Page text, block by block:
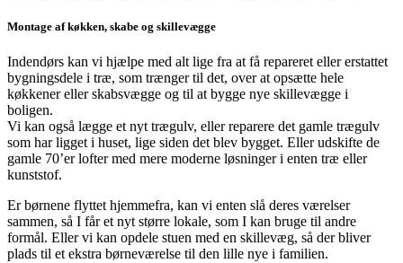
Montage af køkken, skabe og skillevægge
Indendørs kan vi hjælpe med alt lige fra at få repareret eller erstattet
bygningsdele i træ, som trænger til det, over at opsætte hele
køkkener eller skabsvægge og til at bygge nye skillevægge i
boligen.
Vi kan også lægge et nyt trægulv, eller reparere det gamle trægulv
som har ligget i huset, lige siden det blev bygget. Eller udskifte de
gamle 70’er lofter med mere moderne løsninger i enten træ eller
kunststof.
Er børnene flyttet hjemmefra, kan vi enten slå deres værelser
sammen, så I får et nyt større lokale, som I kan bruge til andre
formål. Eller vi kan opdele stuen med en skillevæg, så der bliver
plads til et ekstra børneværelse til den lille nye i familien.